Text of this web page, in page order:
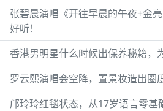
张碧晨演唱《开往早晨的午夜+金
好听！
香港男明星什么时候出保养秘籍，
罗云熙演唱会空降，置景妆造出圈
邝玲玲红毯状态，从17岁语言零基